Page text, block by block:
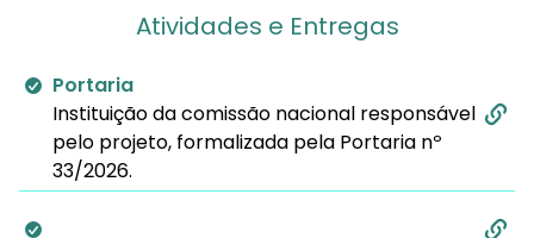
Atividades e Entregas
Portaria
Instituição da comissão nacional responsável
pelo projeto, formalizada pela Portaria nº
33/2026.